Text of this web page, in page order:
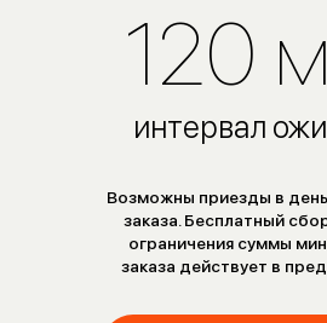
120
интервал
Возможны приезды в
заказа. Бесплатный
ограничения суммы
заказа действует в